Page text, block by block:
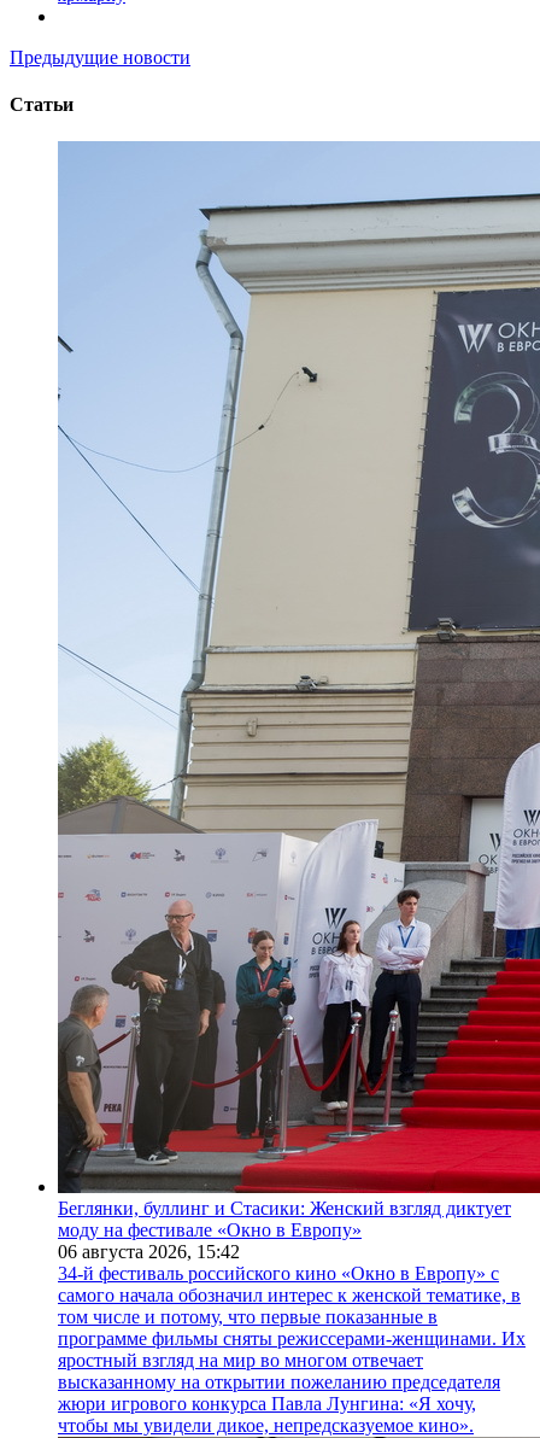
Предыдущие новости
Статьи
Беглянки, буллинг и Стасики: Женский взгляд диктует
моду на фестивале «Окно в Европу»
06 августа 2026, 15:42
34-й фестиваль российского кино «Окно в Европу» с
самого начала обозначил интерес к женской тематике, в
том числе и потому, что первые показанные в
программе фильмы сняты режиссерами-женщинами. Их
яростный взгляд на мир во многом отвечает
высказанному на открытии пожеланию председателя
жюри игрового конкурса Павла Лунгина: «Я хочу,
чтобы мы увидели дикое, непредсказуемое кино».